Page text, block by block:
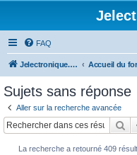
FAQ
Jelectronique.com Accueil du
Sujets sans réponse
Aller sur la recherche avancée
La recherche a retourné 409